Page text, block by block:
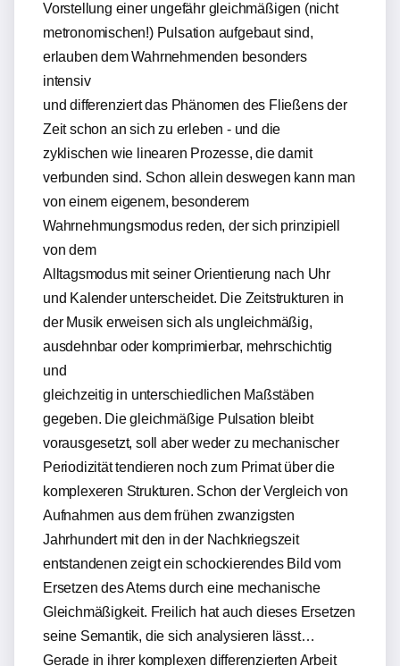
Vorstellung einer ungefähr gleichmäßigen (nicht
metronomischen!) Pulsation aufgebaut sind,
erlauben dem Wahrnehmenden besonders
intensiv
und differenziert das Phänomen des Fließens der
Zeit schon an sich zu erleben - und die
zyklischen wie linearen Prozesse, die damit
verbunden sind. Schon allein deswegen kann man
von einem eigenem, besonderem
Wahrnehmungsmodus reden, der sich prinzipiell
von dem
Alltagsmodus mit seiner Orientierung nach Uhr
und Kalender unterscheidet. Die Zeitstrukturen in
der Musik erweisen sich als ungleichmäßig,
ausdehnbar oder komprimierbar, mehrschichtig
und
gleichzeitig in unterschiedlichen Maßstäben
gegeben. Die gleichmäßige Pulsation bleibt
vorausgesetzt, soll aber weder zu mechanischer
Periodizität tendieren noch zum Primat über die
komplexeren Strukturen. Schon der Vergleich von
Aufnahmen aus dem frühen zwanzigsten
Jahrhundert mit den in der Nachkriegszeit
entstandenen zeigt ein schockierendes Bild vom
Ersetzen des Atems durch eine mechanische
Gleichmäßigkeit. Freilich hat auch dieses Ersetzen
seine Semantik, die sich analysieren lässt…
Gerade in ihrer komplexen differenzierten Arbeit